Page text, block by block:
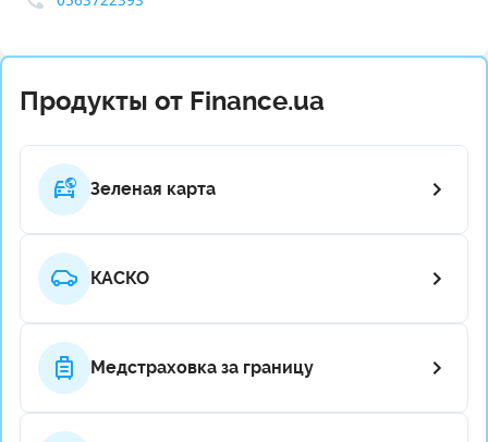
Продукты от Finance.ua
Зеленая карта
КАСКО
Медстраховка за границу